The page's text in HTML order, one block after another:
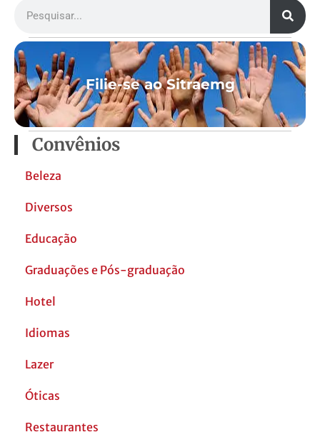
Filie-se ao Sitraemg
Convênios
Beleza
Diversos
Educação
Graduações e Pós-graduação
Hotel
Idiomas
Lazer
Óticas
Restaurantes